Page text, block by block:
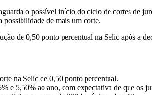
o possível início do ciclo de cortes de
possibilidade de mais um corte.
de 0,50 ponto percentual na Selic após a
na Selic de 0,50 ponto percentual.
e 5,50% ao ano, com expectativa de que os